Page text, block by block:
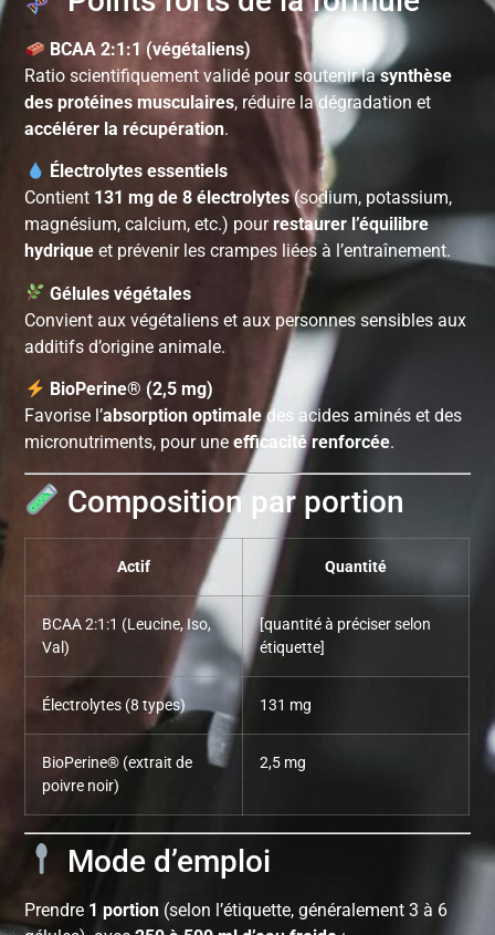
BCAA 2:1:1 (végétaliens)
Ratio scientifiquement validé pour soutenir lasynthèse
des protéines musculaires, réduire la dégradation et
accélérer la récupération.
Électrolytes essentiels
Contient 131 mg de 8 électrolytes(sodium, potassium,
magnésium, calcium, etc.) pourrestaurer l’équilibre
hydrique et prévenir les crampes liées à l’entraînement.
Gélules végétales
Convient aux végétaliens et aux personnes sensibles aux
additifs d’origine animale.
BioPerine® (2,5 mg)
Favorise l’absorption optimaledes acides aminés et des
micronutriments, pour uneefficacité renforcée.
Composition par portion
Actif Quantité
BCAA 2:1:1 (Leucine, Iso,
Val)
[quantité à préciser selon
étiquette]
Électrolytes (8 types) 131 mg
BioPerine® (extrait de
poivre noir)
2,5 mg
Mode d’emploi
Prendre 1 portion (selon l’étiquette, généralement 3 à 6